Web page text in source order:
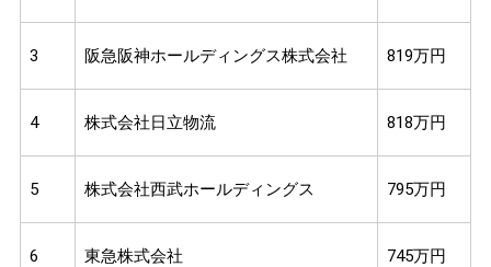
3 阪急阪神ホールディングス株式会社 819万円
4 株式会社日立物流 818万円
5 株式会社西武ホールディングス 795万円
6 東急株式会社 745万円